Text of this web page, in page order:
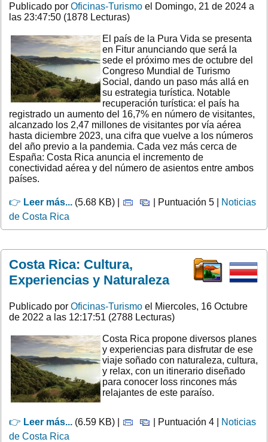
Publicado por Oficinas-Turismo el Domingo, 21 de 2024 a
las 23:47:50 (1878 Lecturas)
El país de la Pura Vida se presenta
en Fitur anunciando que será la
sede el próximo mes de octubre del
Congreso Mundial de Turismo
Social, dando un paso más allá en
su estrategia turística. Notable
recuperación turística: el país ha
registrado un aumento del 16,7% en número de visitantes,
alcanzado los 2,47 millones de visitantes por vía aérea
hasta diciembre 2023, una cifra que vuelve a los números
del año previo a la pandemia. Cada vez más cerca de
España: Costa Rica anuncia el incremento de
conectividad aérea y del número de asientos entre ambos
países.
👉 Leer más... (5.68 KB) | | Puntuación 5 |
Noticias
de Costa Rica
Costa Rica: Cultura,
Experiencias y Naturaleza
Publicado por Oficinas-Turismo el Miercoles, 16 Octubre
de 2022 a las 12:17:51 (2788 Lecturas)
Costa Rica propone diversos planes
y experiencias para disfrutar de ese
viaje soñado con naturaleza, cultura,
y relax, con un itinerario diseñado
para conocer loss rincones más
relajantes de este paraíso.
👉 Leer más... (6.59 KB) | | Puntuación 4 |
Noticias
de Costa Rica